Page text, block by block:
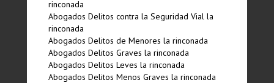
rinconada
Abogados Delitos contra la Seguridad Vial la
rinconada
Abogados Delitos de Menores la rinconada
Abogados Delitos Graves la rinconada
Abogados Delitos Leves la rinconada
Abogados Delitos Menos Graves la rinconada